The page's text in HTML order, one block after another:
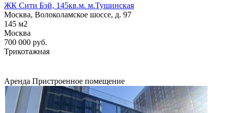
ЖК Сити Бэй, 145кв.м. м.Тушинская
Москва, Волоколамское шоссе, д. 97
145 м2
Москва
700 000 руб.
Трикотажная
Аренда Пристроенное помещение